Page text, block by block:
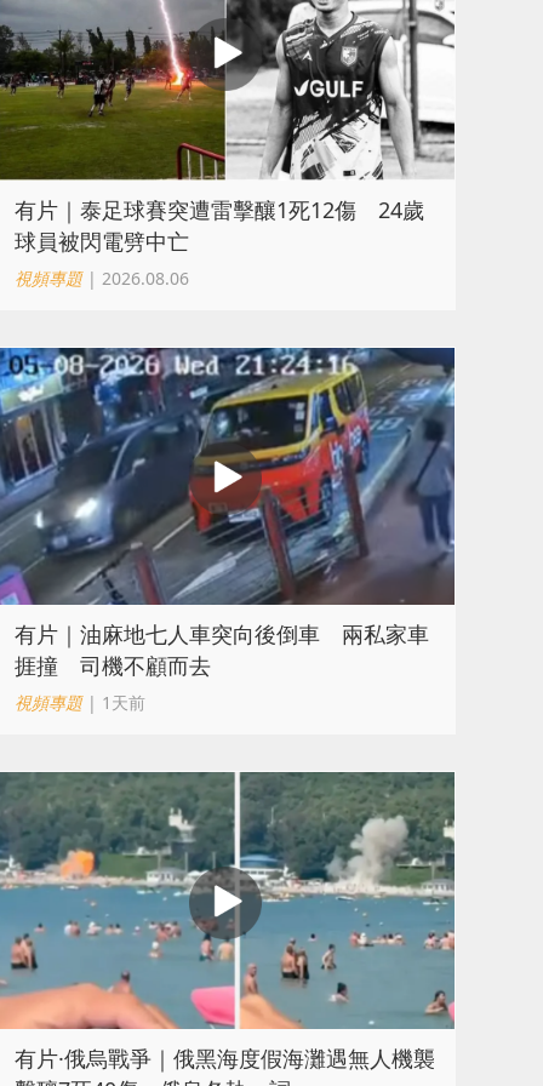
有片｜泰足球賽突遭雷擊釀1死12傷 24歲
球員被閃電劈中亡
視頻專題| 2026.08.06
有片｜油麻地七人車突向後倒車 兩私家車
捱撞 司機不顧而去
視頻專題| 1天前
​有片·俄烏戰爭｜俄黑海度假海灘遇無人機襲